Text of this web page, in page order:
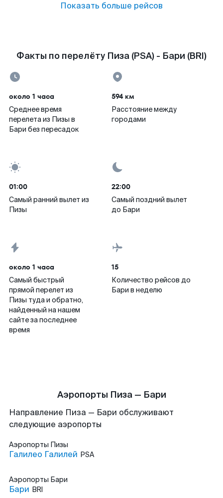
Показать больше рейсов
Факты по перелёту Пиза (PSA) - Бари (BRI)
около 1 часа
Среднее время
перелета из Пизы в
Бари без пересадок
594 км
Расстояние между
городами
01:00
Самый ранний вылет из
Пизы
22:00
Самый поздний вылет
до Бари
около 1 часа
Самый быстрый
прямой перелет из
Пизы туда и обратно,
найденный на нашем
сайте за последнее
время
15
Количество рейсов до
Бари в неделю
Аэропорты Пиза — Бари
Направление Пиза — Бари обслуживают
следующие аэропорты
Аэропорты Пизы
Галилео Галилей PSA
Аэропорты Бари
Бари BRI